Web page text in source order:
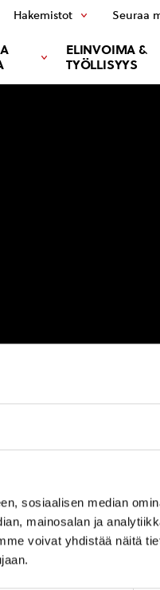
sosiaalisen median
mainosalan ja
voivat yhdistää näitä
ELINVOIMA &
TYÖLLISYYS
Hakemistot Seuraa